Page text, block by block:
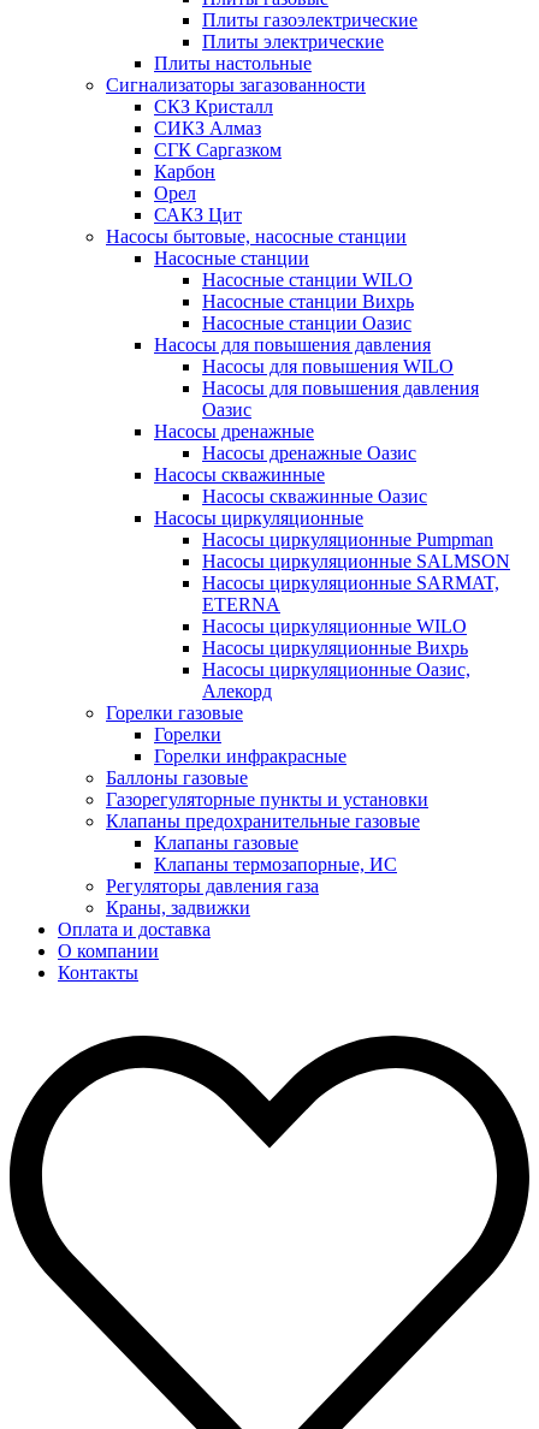
Плиты газоэлектрические
Плиты электрические
Плиты настольные
Сигнализаторы загазованности
СКЗ Кристалл
СИКЗ Алмаз
СГК Саргазком
Карбон
Орел
САКЗ Цит
Насосы бытовые, насосные станции
Насосные станции
Насосные станции WILO
Насосные станции Вихрь
Насосные станции Оазис
Насосы для повышения давления
Насосы для повышения WILO
Насосы для повышения давления
Оазис
Насосы дренажные
Насосы дренажные Оазис
Насосы скважинные
Насосы скважинные Оазис
Насосы циркуляционные
Насосы циркуляционные Pumpman
Насосы циркуляционные SALMSON
Насосы циркуляционные SARMAT,
ETERNA
Насосы циркуляционные WILO
Насосы циркуляционные Вихрь
Насосы циркуляционные Оазис,
Алекорд
Горелки газовые
Горелки
Горелки инфракрасные
Баллоны газовые
Газорегуляторные пункты и установки
Клапаны предохранительные газовые
Клапаны газовые
Клапаны термозапорные, ИС
Регуляторы давления газа
Краны, задвижки
Оплата и доставка
О компании
Контакты